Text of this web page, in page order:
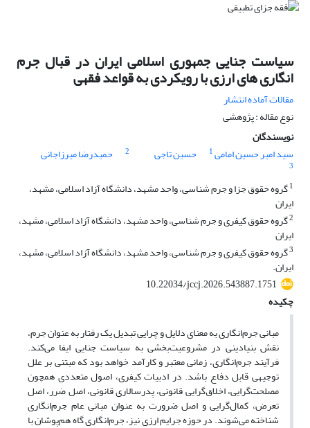
سیاست جنایی جمهوری اسلامی ایران در قبال جرم‏
انگاری های ارزی با رویکردی به قواعد فقهی
مقالات آماده انتشار
نوع مقاله : پژوهشی
نویسندگان
سید امیر حسین امامی1 حسین تاجی 2 حمیدرضا میرزاجانی
3
1گروه حقوق جزا و جرم شناسی، واحد مشهد، دانشگاه آزاد اسلامی، مشهد،
ایران
2گروه حقوق کیفری و جرم شناسی، واحد مشهد، دانشگاه آزاد اسلامی، مشهد،
ایران
3گروه حقوق کیفری و جرم شناسی، واحد مشهد، دانشگاه آزاد اسلامی، مشهد،
ایران.
10.22034/jccj.2026.543887.1751
چکیده
مبانی جرم‌انگاری به معنای دلایل و چرایی تبدیل یک رفتار به عنوان جرم،
نقش بنیادینی در مشروعیت‌بخشی به سیاست جنایی ایفا می‌کند.
فرآیند جرم‌انگاری، زمانی معتبر و کارآمد خواهد بود که مبتنی بر علل
توجیهی قابل دفاع باشد. در ادبیات کیفری، اصول متعددی همچون
مصلحت‌گرایی، اخلاق‌گرایی قانونی، پدرسالاری قانونی، اصل ضرر، اصل
تعرض، کمال‌گرایی و اصل ضرورت به عنوان مبانی عام جرم‌انگاری
شناخته می‌شوند. در حوزه جرایم ارزی نیز، جرم‌انگاری گاه هم‌پوشان با